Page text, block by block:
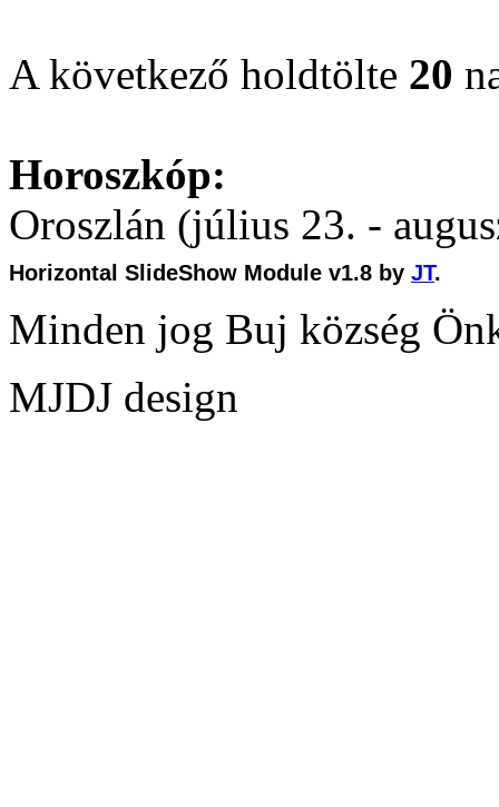
A következő holdtölte 20
Horoszkóp:
Oroszlán (július 23. -
Horizontal SlideShow Module v1.8 by JT.
Minden jog Buj község
MJDJ design